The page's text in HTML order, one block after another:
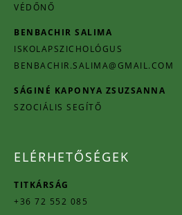
VÉDŐNŐ
BENBACHIR SALIMA
ISKOLAPSZICHOLÓGUS
BENBACHIR.SALIMA@GMAIL.COM
SÁGINÉ KAPONYA ZSUZSANNA
SZOCIÁLIS SEGÍTŐ
ELÉRHETŐSÉGEK
TITKÁRSÁG
+36 72 552 085